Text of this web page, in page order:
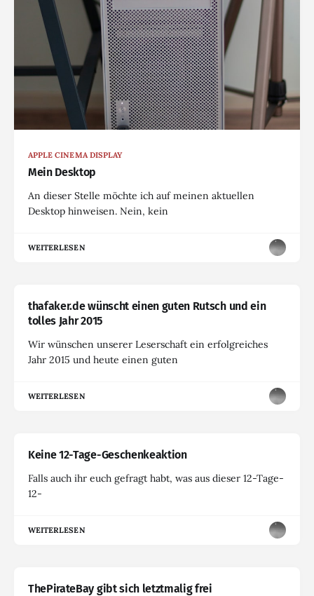
APPLE CINEMA DISPLAY
Mein Desktop
An dieser Stelle möchte ich auf meinen aktuellen
Desktop hinweisen. Nein, kein
WEITERLESEN
thafaker.de wünscht einen guten Rutsch und ein
tolles Jahr 2015
Wir wünschen unserer Leserschaft ein erfolgreiches
Jahr 2015 und heute einen guten
WEITERLESEN
Keine 12-Tage-Geschenkeaktion
Falls auch ihr euch gefragt habt, was aus dieser 12-Tage-
12-
WEITERLESEN
ThePirateBay gibt sich letztmalig frei